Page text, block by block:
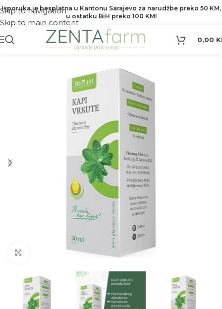
Skip to navigation
Skip to main content
Isporuka je besplatna u Kantonu Sarajevo za narudžbe preko 50 KM,
u ostatku BiH preko 100 KM!
0,00
Kliknite za povećanje